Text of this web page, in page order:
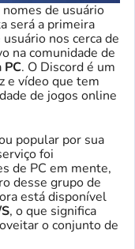
de usuário
será a primeira
nos cerca de
na comunidade de
PC. O Discord é um
e vídeo que tem
de jogos online
popular por sua
foi
de PC em mente,
desse grupo de
está disponível
, o que significa
o conjunto de